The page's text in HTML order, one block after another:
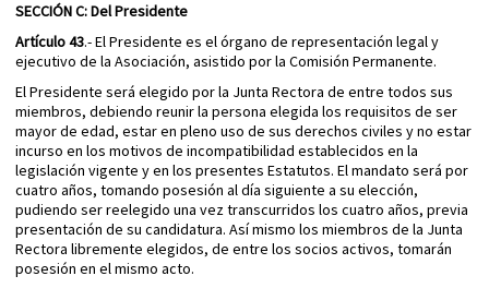
SECCIÓN C: Del Presidente
Artículo 43.- El Presidente es el órgano de representación legal y
ejecutivo de la Asociación, asistido por la Comisión Permanente.
El Presidente será elegido por la Junta Rectora de entre todos sus
miembros, debiendo reunir la persona elegida los requisitos de ser
mayor de edad, estar en pleno uso de sus derechos civiles y no estar
incurso en los motivos de incompatibilidad establecidos en la
legislación vigente y en los presentes Estatutos. El mandato será por
cuatro años, tomando posesión al día siguiente a su elección,
pudiendo ser reelegido una vez transcurridos los cuatro años, previa
presentación de su candidatura. Así mismo los miembros de la Junta
Rectora libremente elegidos, de entre los socios activos, tomarán
posesión en el mismo acto.